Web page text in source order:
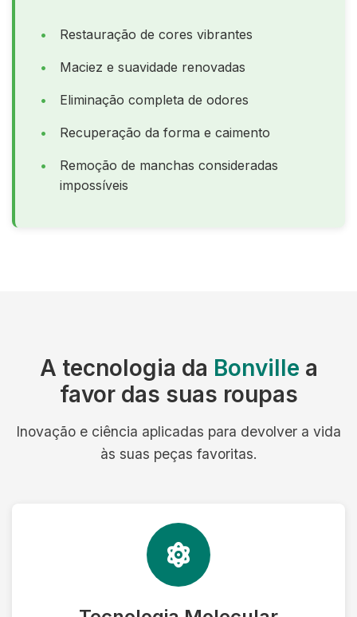
Restauração de cores vibrantes
Maciez e suavidade renovadas
Eliminação completa de odores
Recuperação da forma e caimento
Remoção de manchas consideradas
impossíveis
A tecnologia da Bonville a
favor das suas roupas
Inovação e ciência aplicadas para devolver a vida
às suas peças favoritas.